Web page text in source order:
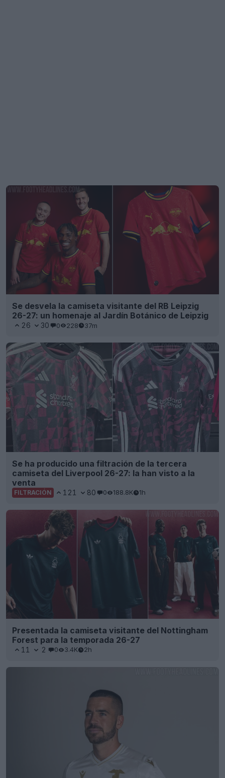
Se desvela la camiseta visitante del RB Leipzig
26-27: un homenaje al Jardín Botánico de Leipzig
26 30 0 228 37m
Se ha producido una filtración de la tercera
camiseta del Liverpool 26-27: la han visto a la
venta
FILTRACIÓN 121 80 0 188.8K 1h
Presentada la camiseta visitante del Nottingham
Forest para la temporada 26-27
11 2 0 3.4K 2h